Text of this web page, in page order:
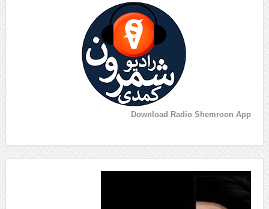
Download Radio Shemroon App